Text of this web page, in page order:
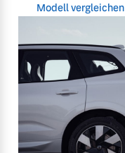
Modell vergleichen